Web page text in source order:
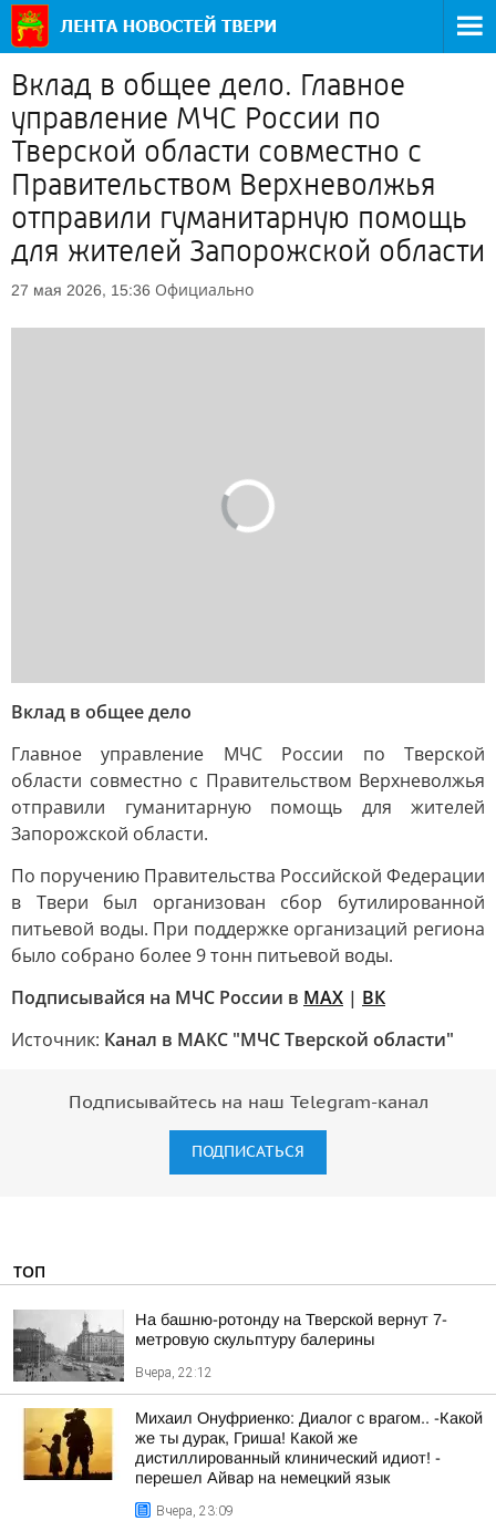
Вклад в общее дело. Главное
управление МЧС России по
Тверской области совместно с
Правительством Верхневолжья
отправили гуманитарную помощь
для жителей Запорожской области
27 мая 2026, 15:36 Официально
Вклад в общее дело
Главное управление МЧС России по Тверской
области совместно с Правительством Верхневолжья
отправили гуманитарную помощь для жителей
Запорожской области.
По поручению Правительства Российской Федерации
в Твери был организован сбор бутилированной
питьевой воды. При поддержке организаций региона
было собрано более 9 тонн питьевой воды.
Подписывайся на МЧС России в MAX | ВК
Источник: Канал в МАКС "МЧС Тверской области"
Подписывайтесь на наш Telegram-канал
ПОДПИСАТЬСЯ
ТОП
На башню-ротонду на Тверской вернут 7-
метровую скульптуру балерины
Вчера, 22:12
Михаил Онуфриенко: Диалог с врагом.. -Какой
же ты дурак, Гриша! Какой же
дистиллированный клинический идиот! -
перешел Айвар на немецкий язык
Вчера, 23:09